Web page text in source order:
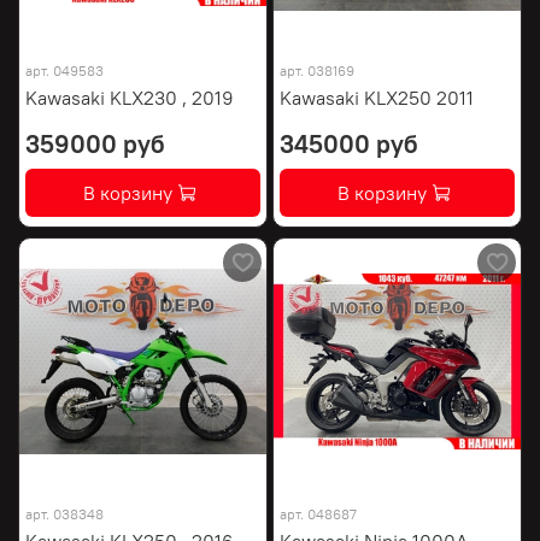
арт. 049583
Kawasaki KLX230 , 2019
359000 руб
В корзину
арт. 038169
Kawasaki KLX250 2011
345000 руб
В корзину
арт. 038348 арт. 048687